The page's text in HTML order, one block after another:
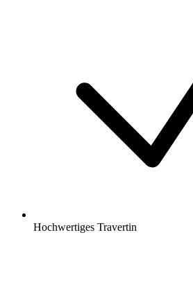
Hochwertiges Travertin